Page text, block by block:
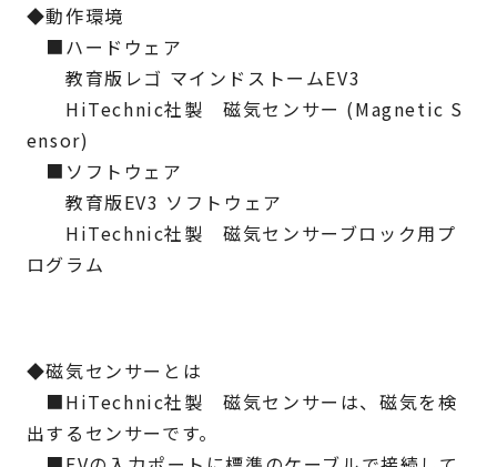
◆動作環境
■ハードウェア
教育版レゴ マインドストームEV3
HiTechnic社製 磁気センサー (Magnetic S
ensor)
■ソフトウェア
教育版EV3 ソフトウェア
HiTechnic社製 磁気センサーブロック用プ
ログラム
◆磁気センサーとは
■HiTechnic社製 磁気センサーは、磁気を検
出するセンサーです。